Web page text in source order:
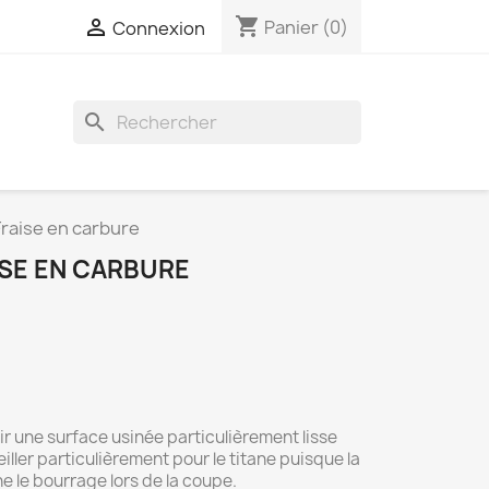
 Connexion shopping_cart Panier (0)
search
en carbure
EN CARBURE
une surface usinée particulièrement lisse
particulièrement pour le titane puisque la
le bourrage lors de la coupe.